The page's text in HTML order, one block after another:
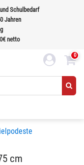
Schulbedarf
Jahren
netto
0
cm